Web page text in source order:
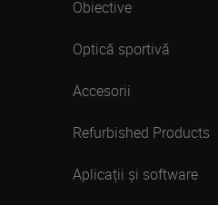
Obiective
Optică sportivă
Accesorii
Refurbished Products
Aplicații și software